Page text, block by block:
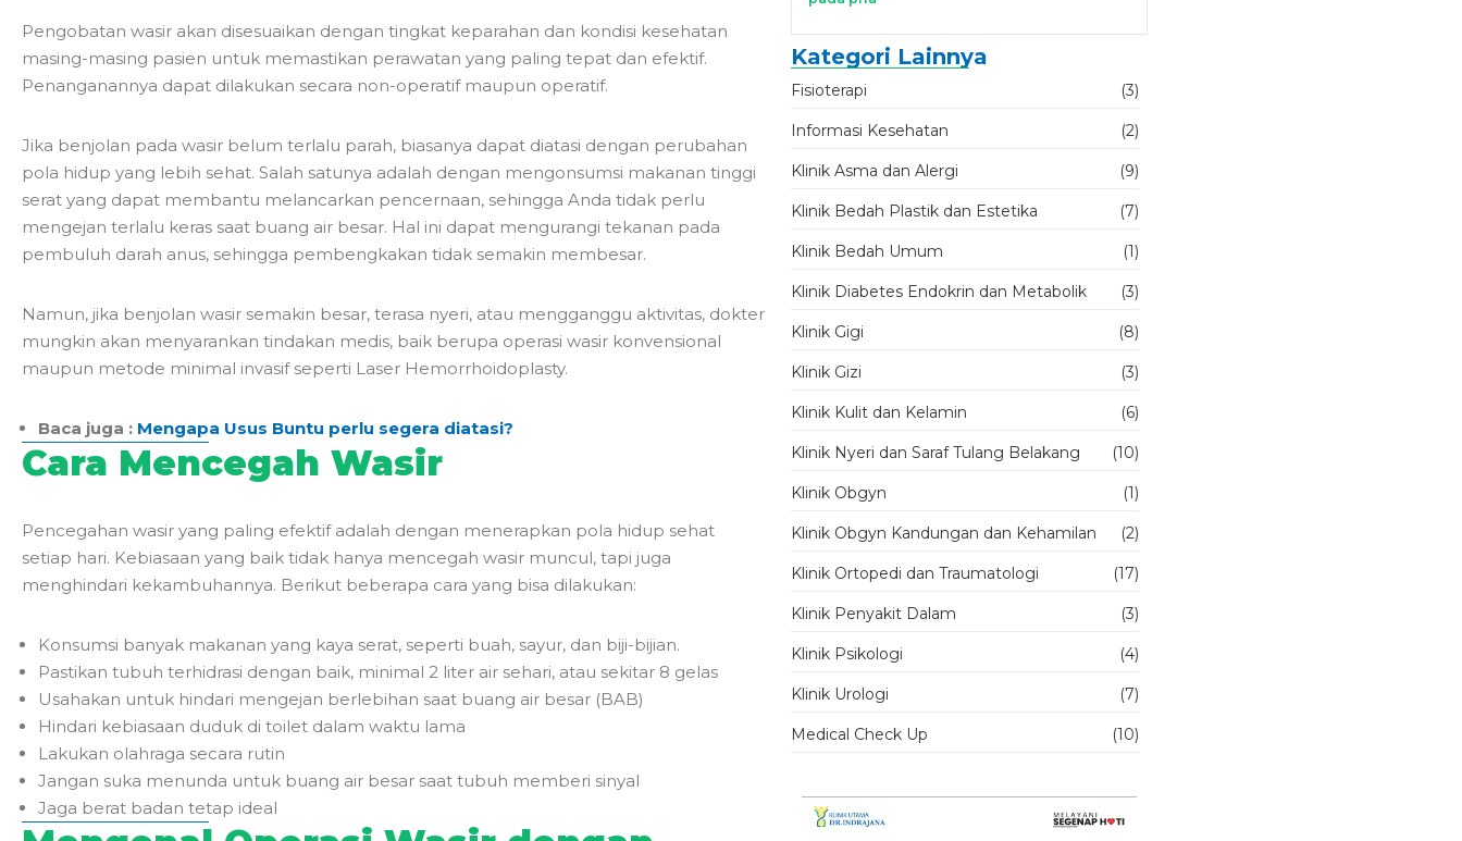
Pengobatan wasir akan disesuaikan dengan tingkat keparahan dan kondisi kesehatan
masing-masing pasien untuk memastikan perawatan yang paling tepat dan efektif.
Penanganannya dapat dilakukan secara non-operatif maupun operatif.
Jika benjolan pada wasir belum terlalu parah, biasanya dapat diatasi dengan perubahan
pola hidup yang lebih sehat. Salah satunya adalah dengan mengonsumsi makanan tinggi
serat yang dapat membantu melancarkan pencernaan, sehingga Anda tidak perlu
mengejan terlalu keras saat buang air besar. Hal ini dapat mengurangi tekanan pada
pembuluh darah anus, sehingga pembengkakan tidak semakin membesar.
Namun, jika benjolan wasir semakin besar, terasa nyeri, atau mengganggu aktivitas, dokter
mungkin akan menyarankan tindakan medis, baik berupa operasi wasir konvensional
maupun metode minimal invasif seperti Laser Hemorrhoidoplasty.
Baca juga : Mengapa Usus Buntu perlu segera diatasi?
Cara Mencegah Wasir
Pencegahan wasir yang paling efektif adalah dengan menerapkan pola hidup sehat
setiap hari. Kebiasaan yang baik tidak hanya mencegah wasir muncul, tapi juga
menghindari kekambuhannya. Berikut beberapa cara yang bisa dilakukan:
Konsumsi banyak makanan yang kaya serat, seperti buah, sayur, dan biji-bijian.
Pastikan tubuh terhidrasi dengan baik, minimal 2 liter air sehari, atau sekitar 8 gelas
Usahakan untuk hindari mengejan berlebihan saat buang air besar (BAB)
Hindari kebiasaan duduk di toilet dalam waktu lama
Lakukan olahraga secara rutin
Jangan suka menunda untuk buang air besar saat tubuh memberi sinyal
Jaga berat badan tetap ideal
Kategori Lainnya
Fisioterapi (3)
Informasi Kesehatan (2)
Klinik Asma dan Alergi (9)
Klinik Bedah Plastik dan Estetika (7)
Klinik Bedah Umum (1)
Klinik Diabetes Endokrin dan Metabolik (3)
Klinik Gigi (8)
Klinik Gizi (3)
Klinik Kulit dan Kelamin (6)
Klinik Nyeri dan Saraf Tulang Belakang (10)
Klinik Obgyn (1)
Klinik Obgyn Kandungan dan Kehamilan (2)
Klinik Ortopedi dan Traumatologi (17)
Klinik Penyakit Dalam (3)
Klinik Psikologi (4)
Klinik Urologi (7)
Medical Check Up (10)